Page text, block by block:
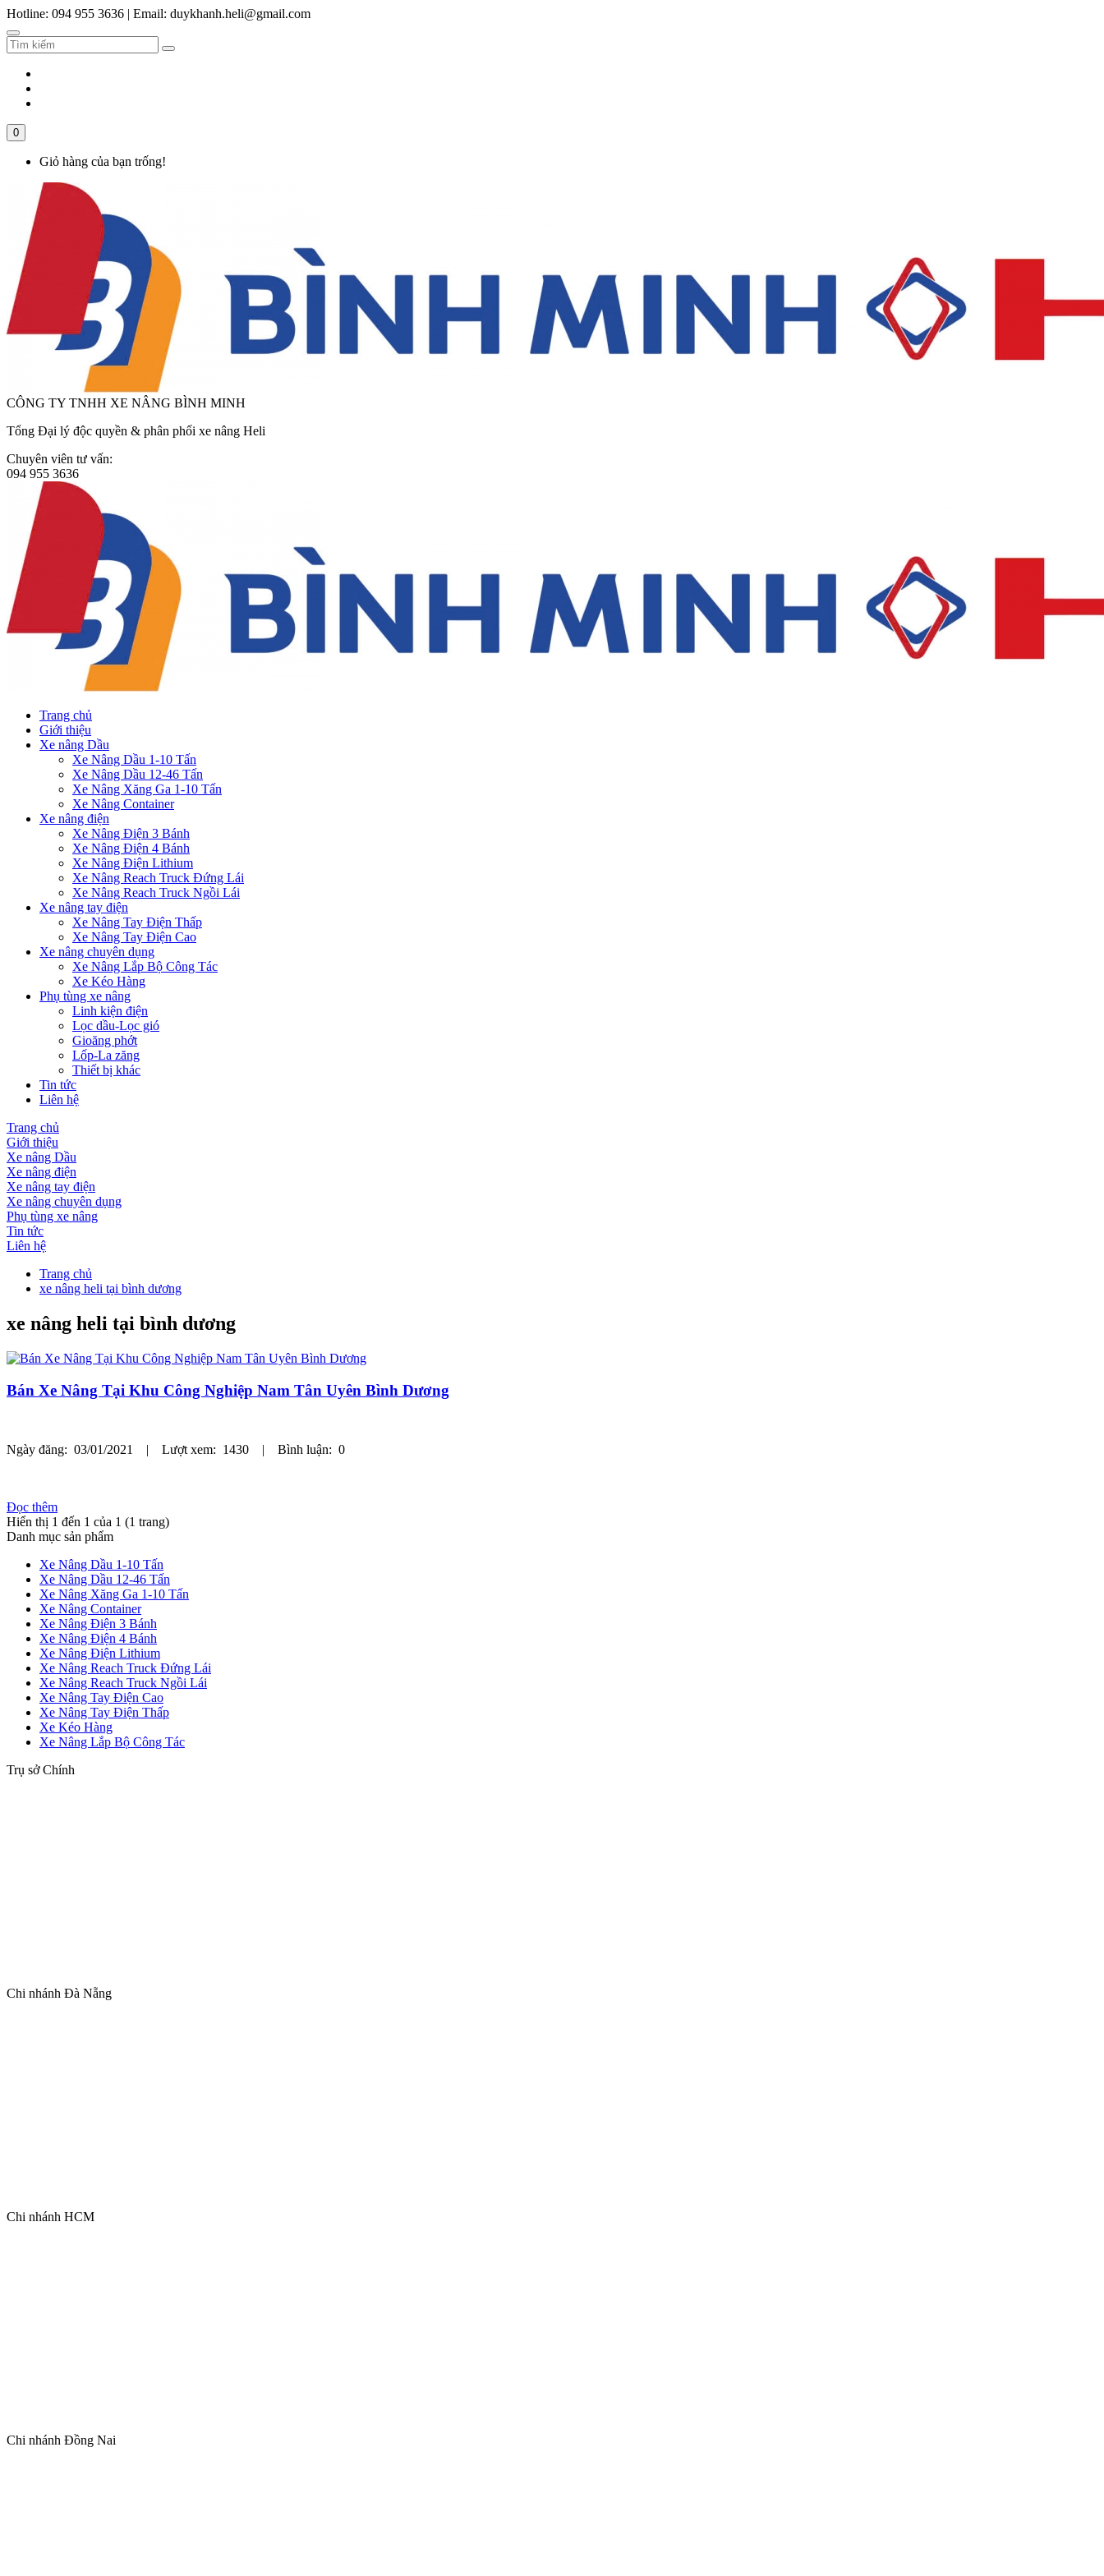
Hotline: 094 955 3636 | Email: duykhanh.heli@gmail.com
0
Giỏ hàng của bạn trống!
CÔNG TY TNHH XE NÂNG BÌNH MINH
Tổng Đại lý độc quyền & phân phối xe nâng Heli
Chuyên viên tư vấn:
094 955 3636
Trang chủ
Giới thiệu
Xe nâng Dầu
Xe Nâng Dầu 1-10 Tấn
Xe Nâng Dầu 12-46 Tấn
Xe Nâng Xăng Ga 1-10 Tấn
Xe Nâng Container
Xe nâng điện
Xe Nâng Điện 3 Bánh
Xe Nâng Điện 4 Bánh
Xe Nâng Điện Lithium
Xe Nâng Reach Truck Đứng Lái
Xe Nâng Reach Truck Ngồi Lái
Xe nâng tay điện
Xe Nâng Tay Điện Thấp
Xe Nâng Tay Điện Cao
Xe nâng chuyên dụng
Xe Nâng Lắp Bộ Công Tác
Xe Kéo Hàng
Phụ tùng xe nâng
Linh kiện điện
Lọc dầu-Lọc gió
Gioăng phớt
Lốp-La zăng
Thiết bị khác
Tin tức
Liên hệ
Trang chủ
Giới thiệu
Xe nâng Dầu
Xe nâng điện
Xe nâng tay điện
Xe nâng chuyên dụng
Phụ tùng xe nâng
Tin tức
Liên hệ
Trang chủ
xe nâng heli tại bình dương
xe nâng heli tại bình dương
Bán Xe Nâng Tại Khu Công Nghiệp Nam Tân Uyên Bình Dương
Ngày đăng: 03/01/2021 | Lượt xem: 1430 | Bình luận: 0
Đọc thêm
Hiển thị 1 đến 1 của 1 (1 trang)
Danh mục sản phẩm
Xe Nâng Dầu 1-10 Tấn
Xe Nâng Dầu 12-46 Tấn
Xe Nâng Xăng Ga 1-10 Tấn
Xe Nâng Container
Xe Nâng Điện 3 Bánh
Xe Nâng Điện 4 Bánh
Xe Nâng Điện Lithium
Xe Nâng Reach Truck Đứng Lái
Xe Nâng Reach Truck Ngồi Lái
Xe Nâng Tay Điện Cao
Xe Nâng Tay Điện Thấp
Xe Kéo Hàng
Xe Nâng Lắp Bộ Công Tác
Trụ sở Chính
Chi nhánh Đà Nẵng
Chi nhánh HCM
Chi nhánh Đồng Nai